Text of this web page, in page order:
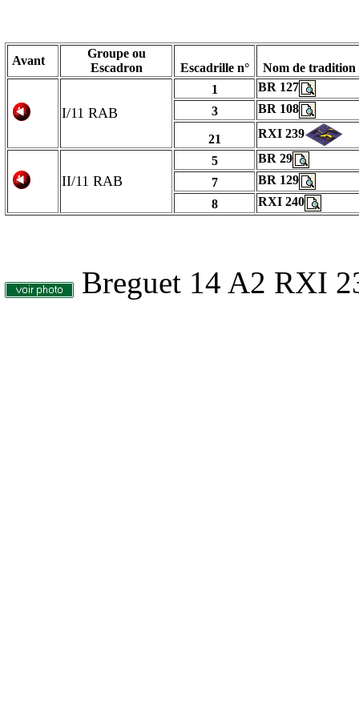
Avant
Groupe ou
Escadron
Escadrille n° Nom de tradition
I/11 RAB
1
BR 127
3
BR 108
21 RXI 239
II/11 RAB
5
BR 29
7
BR 129
8
RXI 240
Breguet 14 A2 RXI